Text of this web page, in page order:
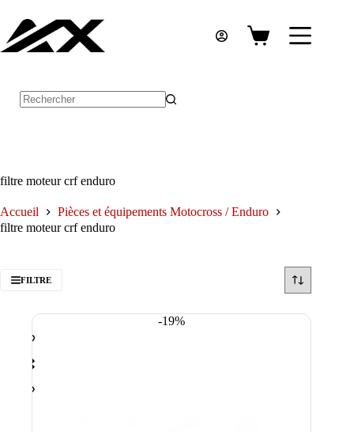
contenu
Panier
filtre moteur crf enduro
Accueil
Pièces et équipements Motocross / Enduro
filtre moteur crf enduro
FILTRE
-19%